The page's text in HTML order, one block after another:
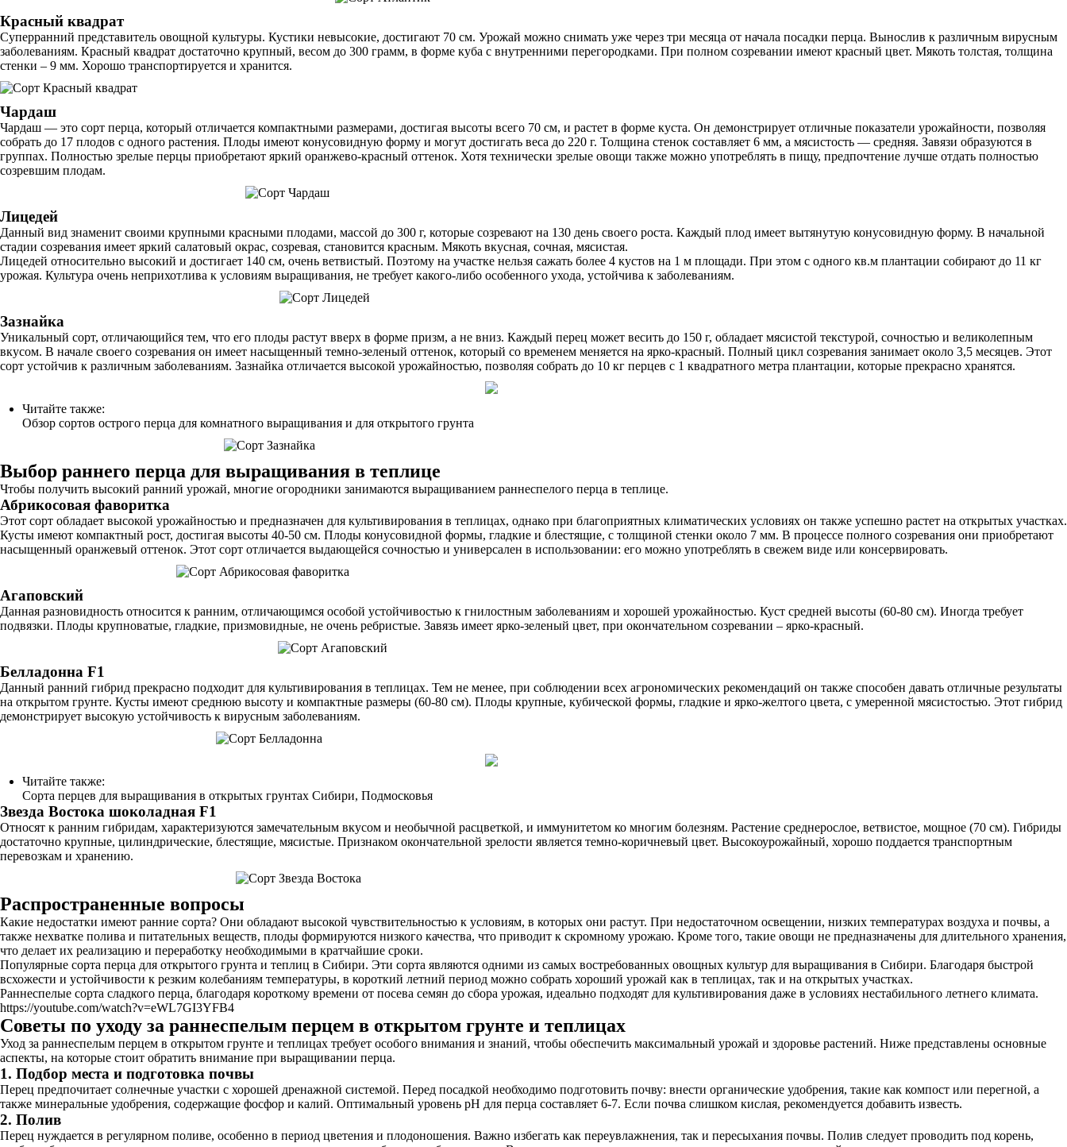
Красный квадрат
Суперранний представитель овощной культуры. Кустики невысокие, достигают 70 см. Урожай можно снимать уже через три месяца от начала посадки перца. Вынослив к различным вирусным
заболеваниям. Красный квадрат достаточно крупный, весом до 300 грамм, в форме куба с внутренними перегородками. При полном созревании имеют красный цвет. Мякоть толстая, толщина
стенки – 9 мм. Хорошо транспортируется и хранится.
Чардаш
Чардаш — это сорт перца, который отличается компактными размерами, достигая высоты всего 70 см, и растет в форме куста. Он демонстрирует отличные показатели урожайности, позволяя
собрать до 17 плодов с одного растения. Плоды имеют конусовидную форму и могут достигать веса до 220 г. Толщина стенок составляет 6 мм, а мясистость — средняя. Завязи образуются в
группах. Полностью зрелые перцы приобретают яркий оранжево-красный оттенок. Хотя технически зрелые овощи также можно употреблять в пищу, предпочтение лучше отдать полностью
созревшим плодам.
Лицедей
Данный вид знаменит своими крупными красными плодами, массой до 300 г, которые созревают на 130 день своего роста. Каждый плод имеет вытянутую конусовидную форму. В начальной
стадии созревания имеет яркий салатовый окрас, созревая, становится красным. Мякоть вкусная, сочная, мясистая.
Лицедей относительно высокий и достигает 140 см, очень ветвистый. Поэтому на участке нельзя сажать более 4 кустов на 1 м площади. При этом с одного кв.м плантации собирают до 11 кг
урожая. Культура очень неприхотлива к условиям выращивания, не требует какого-либо особенного ухода, устойчива к заболеваниям.
Зазнайка
Уникальный сорт, отличающийся тем, что его плоды растут вверх в форме призм, а не вниз. Каждый перец может весить до 150 г, обладает мясистой текстурой, сочностью и великолепным
вкусом. В начале своего созревания он имеет насыщенный темно-зеленый оттенок, который со временем меняется на ярко-красный. Полный цикл созревания занимает около 3,5 месяцев. Этот
сорт устойчив к различным заболеваниям. Зазнайка отличается высокой урожайностью, позволяя собрать до 10 кг перцев с 1 квадратного метра плантации, которые прекрасно хранятся.
Читайте также:
Обзор сортов острого перца для комнатного выращивания и для открытого грунта
Выбор раннего перца для выращивания в теплице
Чтобы получить высокий ранний урожай, многие огородники занимаются выращиванием раннеспелого перца в теплице.
Абрикосовая фаворитка
Этот сорт обладает высокой урожайностью и предназначен для культивирования в теплицах, однако при благоприятных климатических условиях он также успешно растет на открытых участках.
Кусты имеют компактный рост, достигая высоты 40-50 см. Плоды конусовидной формы, гладкие и блестящие, с толщиной стенки около 7 мм. В процессе полного созревания они приобретают
насыщенный оранжевый оттенок. Этот сорт отличается выдающейся сочностью и универсален в использовании: его можно употреблять в свежем виде или консервировать.
Агаповский
Данная разновидность относится к ранним, отличающимся особой устойчивостью к гнилостным заболеваниям и хорошей урожайностью. Куст средней высоты (60-80 см). Иногда требует
подвязки. Плоды крупноватые, гладкие, призмовидные, не очень ребристые. Завязь имеет ярко-зеленый цвет, при окончательном созревании – ярко-красный.
Белладонна F1
Данный ранний гибрид прекрасно подходит для культивирования в теплицах. Тем не менее, при соблюдении всех агрономических рекомендаций он также способен давать отличные результаты
на открытом грунте. Кусты имеют среднюю высоту и компактные размеры (60-80 см). Плоды крупные, кубической формы, гладкие и ярко-желтого цвета, с умеренной мясистостью. Этот гибрид
демонстрирует высокую устойчивость к вирусным заболеваниям.
Читайте также:
Сорта перцев для выращивания в открытых грунтах Сибири, Подмосковья
Звезда Востока шоколадная F1
Относят к ранним гибридам, характеризуются замечательным вкусом и необычной расцветкой, и иммунитетом ко многим болезням. Растение среднерослое, ветвистое, мощное (70 см). Гибриды
достаточно крупные, цилиндрические, блестящие, мясистые. Признаком окончательной зрелости является темно-коричневый цвет. Высокоурожайный, хорошо поддается транспортным
перевозкам и хранению.
Распространенные вопросы
Какие недостатки имеют ранние сорта? Они обладают высокой чувствительностью к условиям, в которых они растут. При недостаточном освещении, низких температурах воздуха и почвы, а
также нехватке полива и питательных веществ, плоды формируются низкого качества, что приводит к скромному урожаю. Кроме того, такие овощи не предназначены для длительного хранения,
что делает их реализацию и переработку необходимыми в кратчайшие сроки.
Популярные сорта перца для открытого грунта и теплиц в Сибири. Эти сорта являются одними из самых востребованных овощных культур для выращивания в Сибири. Благодаря быстрой
всхожести и устойчивости к резким колебаниям температуры, в короткий летний период можно собрать хороший урожай как в теплицах, так и на открытых участках.
Раннеспелые сорта сладкого перца, благодаря короткому времени от посева семян до сбора урожая, идеально подходят для культивирования даже в условиях нестабильного летнего климата.
https://youtube.com/watch?v=eWL7GI3YFB4
Советы по уходу за раннеспелым перцем в открытом грунте и теплицах
Уход за раннеспелым перцем в открытом грунте и теплицах требует особого внимания и знаний, чтобы обеспечить максимальный урожай и здоровье растений. Ниже представлены основные
аспекты, на которые стоит обратить внимание при выращивании перца.
1. Подбор места и подготовка почвы
Перец предпочитает солнечные участки с хорошей дренажной системой. Перед посадкой необходимо подготовить почву: внести органические удобрения, такие как компост или перегной, а
также минеральные удобрения, содержащие фосфор и калий. Оптимальный уровень pH для перца составляет 6-7. Если почва слишком кислая, рекомендуется добавить известь.
2. Полив
Перец нуждается в регулярном поливе, особенно в период цветения и плодоношения. Важно избегать как переувлажнения, так и пересыхания почвы. Полив следует проводить под корень,